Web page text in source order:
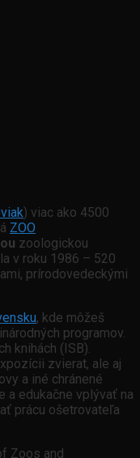
) viac ako 4500
ZOO
zoologickou
v roku 1986 – 520
prírodovedeckými
, kde môžeš
programov.
knihách (ISB).
zvierat, ale aj
a iné chránené
a edukačne vplývať na
prácu ošetrovateľa
Zoos and